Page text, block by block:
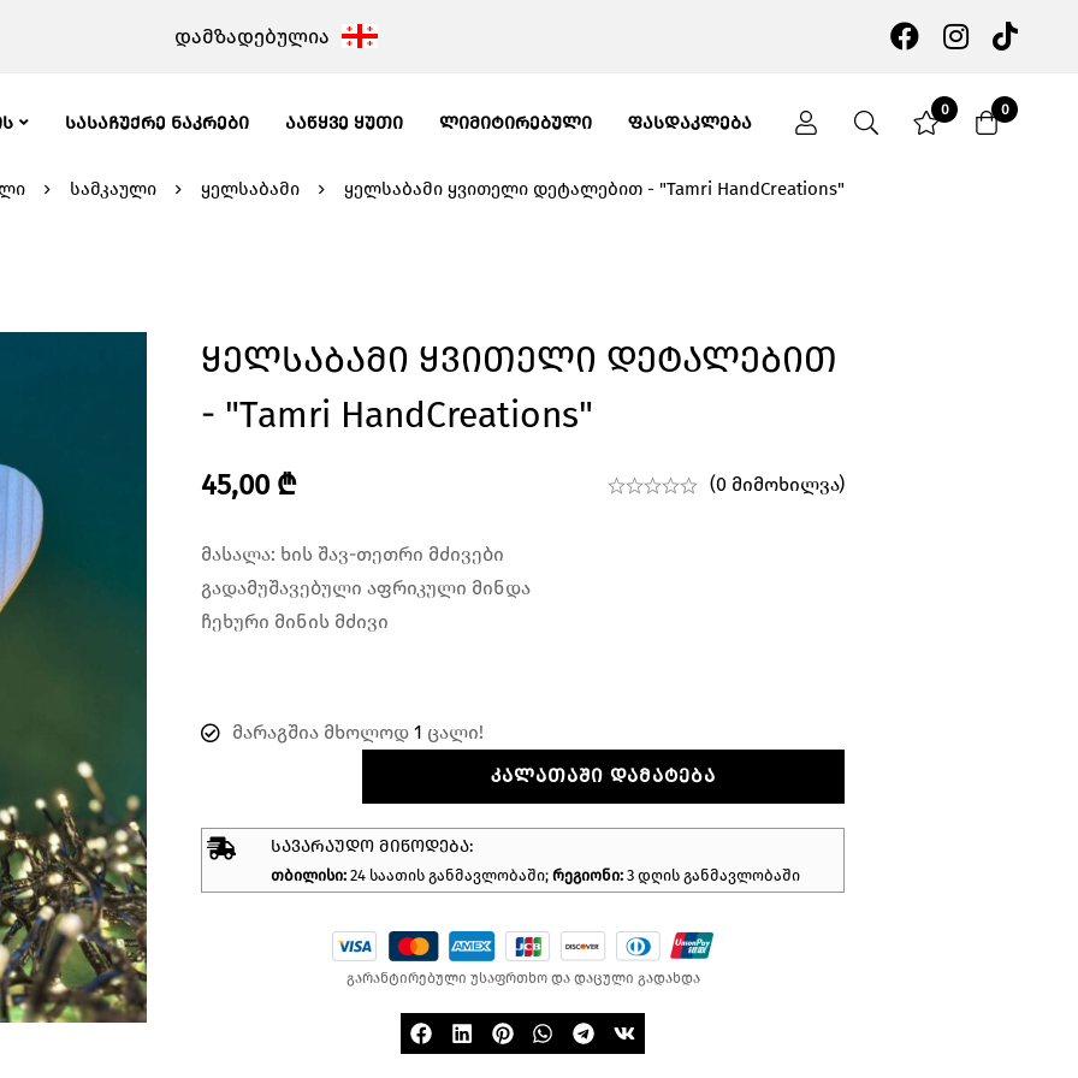
დამზადებულია
ᲡᲐᲡᲐᲩᲣᲥᲠᲔ ᲜᲐᲙᲠᲔᲑᲘ ᲐᲐᲬᲧᲕᲔ ᲧᲣᲗᲘ ᲚᲘᲛᲘᲢᲘᲠᲔᲑᲣᲚᲘ ᲤᲐᲡᲓᲐᲙᲚᲔᲑᲐ
0 0
სამკაული ყელსაბამი ყელსაბამი ყვითელი დეტალებით - "Tamri HandCreations"
Ყელსაბამი Ყვითელი Დეტალებით
- "Tamri HandCreations"
45,00 ₾ (0 მიმოხილვა)
მასალა: ხის შავ-თეთრი მძივები
გადამუშავებული აფრიკული მინდა
ჩეხური მინის მძივი
მარაგშია მხოლოდ 1 ცალი!
ᲙᲐᲚᲐᲗᲐᲨᲘ ᲓᲐᲛᲐᲢᲔᲑᲐ
ᲡᲐᲕᲐᲠᲐᲣᲓᲝ ᲛᲘᲬᲝᲓᲔᲑᲐ:
თბილისი: 24 საათის განმავლობაში; რეგიონი: 3 დღის განმავლობაში
გარანტირებული უსაფრთხო და დაცული გადახდა